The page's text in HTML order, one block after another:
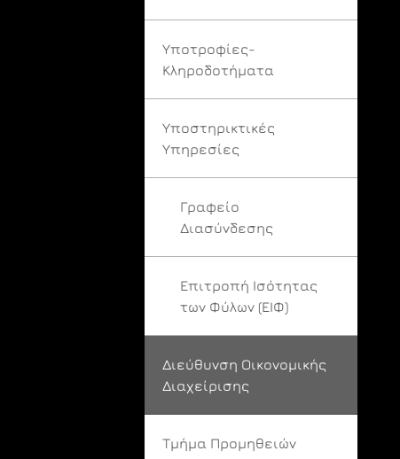
Υποτροφίες-
Κληροδοτήματα
Υποστηρικτικές
Υπηρεσίες
Γραφείο
Διασύνδεσης
Επιτροπή Ισότητας
των Φύλων (ΕΙΦ)
Διεύθυνση Οικονομικής
Διαχείρισης
Τμήμα Προμηθειών